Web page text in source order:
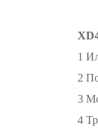
1
2
3
4